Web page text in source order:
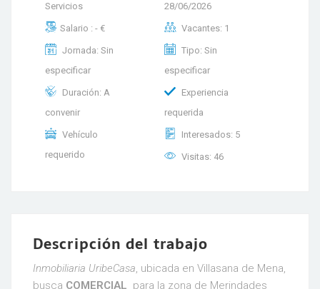
Servicios
28/06/2026
Salario : - € Vacantes: 1
Jornada: Sin
especificar
Tipo: Sin
especificar
Duración: A
convenir
Experiencia
requerida
Vehículo
requerido
Interesados: 5
Visitas: 46
Descripción del trabajo
Inmobiliaria UribeCasa, ubicada en Villasana de Mena,
busca COMERCIAL para la zona de Merindades